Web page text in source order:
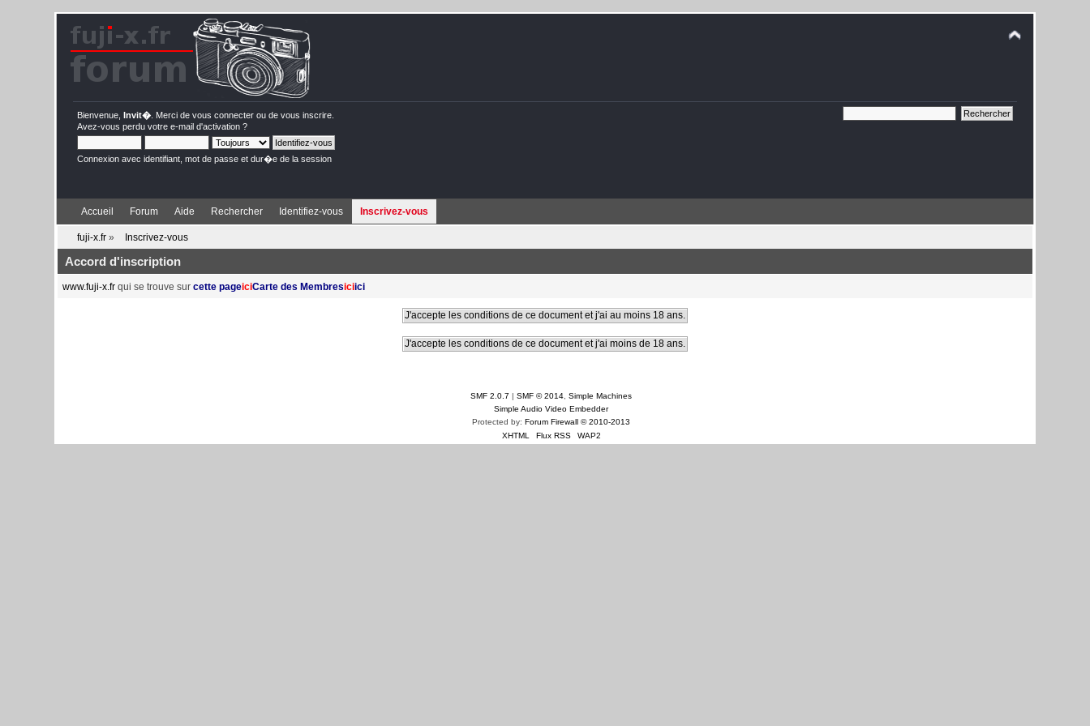
Bienvenue,Invit� . Merci devous connecter ou devous inscrire
Avez-vous perdu votree-mail d'activation ?
Connexion avec identifiant, mot de passe et dur�e de la session
Accueil Forum Aide Rechercher Identifiez-vous Inscrivez-vous
fuji-x.fr » Inscrivez-vous
Accord d'inscription
www.fuji-x.fr qui se trouve surcette pageiciCarte des Membresiciici
SMF 2.0.7 | SMF © 2014 Simple Machines
Simple Audio Video Embedder
Protected by: Forum Firewall © 2010-2013
XHTML
Flux RSS WAP2